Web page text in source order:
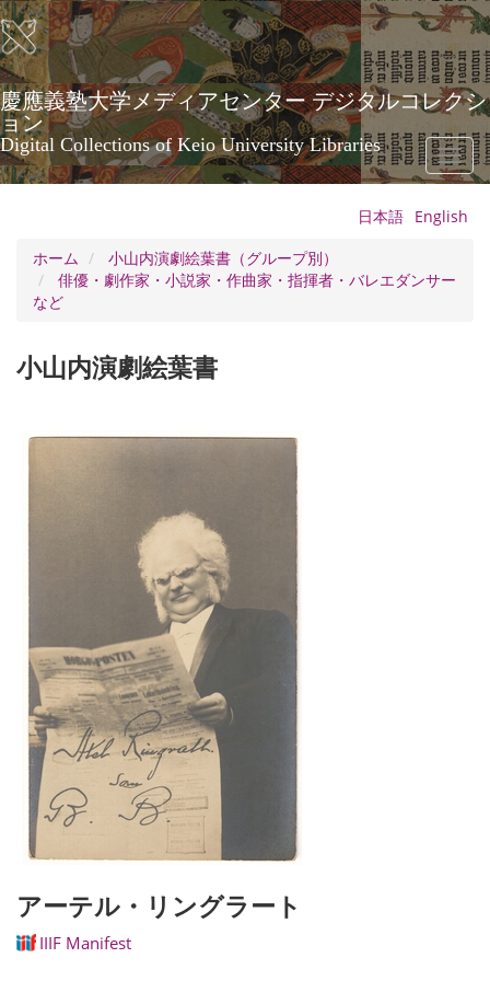
メ
イ
ン
コ
ン
テ
ン
ツ
に
慶應義塾大学メディアセンター デジタルコレクシ
ョン
Digital Collections of Keio University Libraries
Toggle
日本語 English
ホーム
小山内演劇絵葉書（グループ別）
俳優・劇作家・小説家・作曲家・指揮者・バレエダンサー
など
小山内演劇絵葉書
アーテル・リングラート
IIIF Manifest